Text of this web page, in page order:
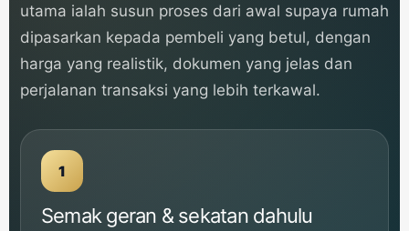
utama ialah susun proses dari awal supaya rumah
dipasarkan kepada pembeli yang betul, dengan
harga yang realistik, dokumen yang jelas dan
perjalanan transaksi yang lebih terkawal.
1
Semak geran & sekatan dahulu